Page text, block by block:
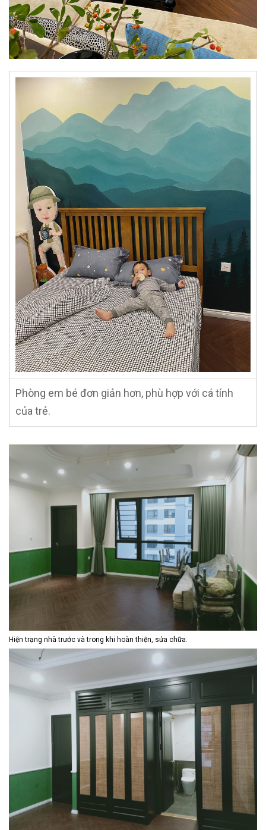
Phòng em bé đơn giản hơn, phù hợp với cá tính
của trẻ.
Hiện trạng nhà trước và trong khi hoàn thiện, sửa chữa.